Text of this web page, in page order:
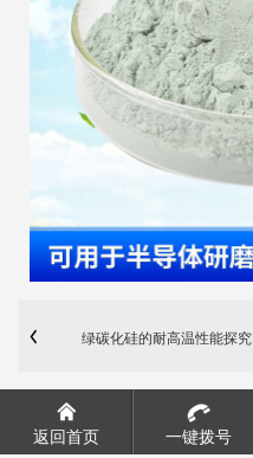
绿碳化硅的耐高温性能探究
返回首页 一键拨号